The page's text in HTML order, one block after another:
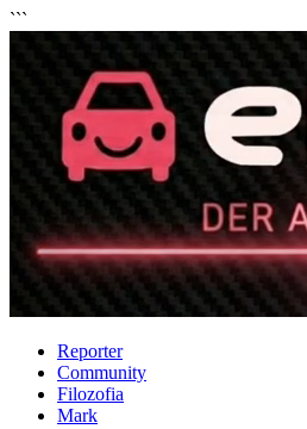
```
Reporter
Community
Filozofia
Mark